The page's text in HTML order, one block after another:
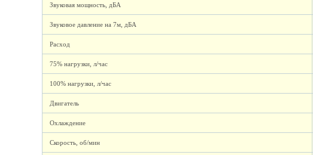
Звуковая мощность, дБА
Звуковое давление на 7м, дБА
Расход
75% нагрузки, л/час
100% нагрузки, л/час
Двигатель
Охлаждение
Скорость, об/мин